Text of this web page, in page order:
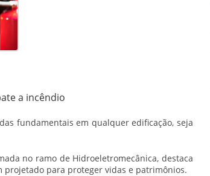
a incêndio
fundamentais em qualquer edificação, seja
no ramo de Hidroeletromecânica, destaca
projetado para proteger vidas e patrimônios.